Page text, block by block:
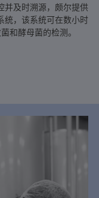
并及时溯源，颇尔提供
统，该系统可在数小时
和酵母菌的检测。